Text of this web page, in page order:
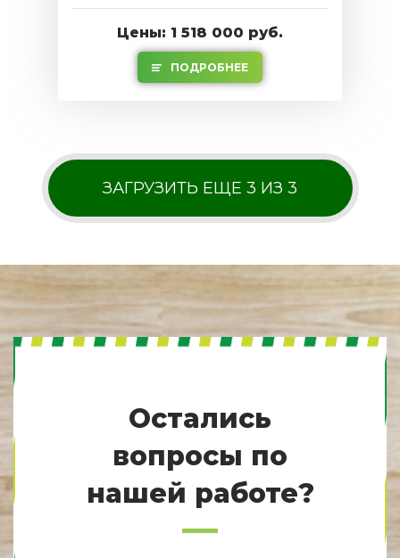
Цены: 1 518 000 руб.
ПОДРОБНЕЕ
ЗАГРУЗИТЬ ЕЩЕ 3 ИЗ 3
Остались
вопросы по
нашей работе?